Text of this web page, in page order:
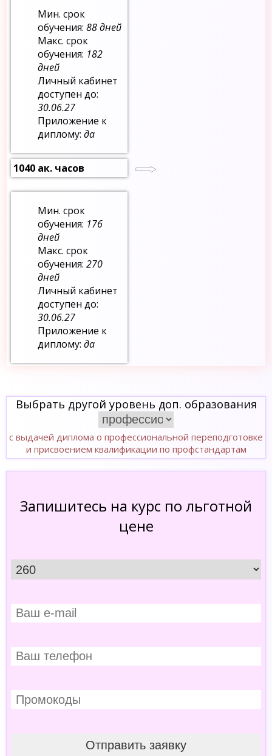
Мин. срок
обучения:88 дней
Макс. срок
обучения: 182
дней
Личный кабинет
доступен до:
30.06.27
Приложение к
диплому:да
1040 ак. часов
Мин. срок
обучения: 176
дней
Макс. срок
обучения:270
дней
Личный кабинет
доступен до:
30.06.27
Приложение к
диплому:да
Выбрать другой уровень доп. образования
с выдачей диплома о профессиональной переподготовке
и присвоением квалификации по профстандартам
Запишитесь на курс по льготной
цене